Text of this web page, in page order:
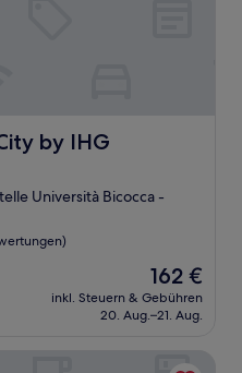
by IHG
IHG
Università Bicocca -
Der
Preis
beträgt
162 €
inkl. Steuern & Gebühren
20. Aug.–21. Aug.
Sesto, Curio Collection